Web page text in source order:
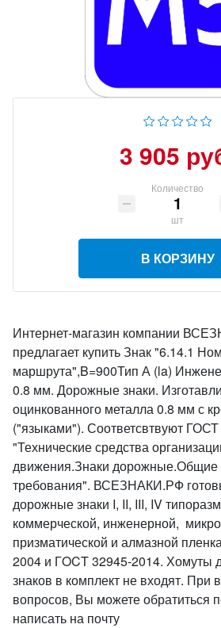
3 905
Количество
шт
В КОРЗИНУ
Интернет-магазин компании
предлагает купить Знак "6.14.1
маршрута",B=900Тип А (la)
0.8 мм. Дорожные знаки.
оцинкованного металла 0.8 мм с
("языками"). Соответсвтвуют
"Технические средства
движения.Знаки дорожные.Общие
требования". ВСЕЗНАКИ.РФ
дорожные знаки I, II, III, IV
коммерческой, инженерной,
призматической и алмазной
2004 и ГOCT 32945-2014. Хомуты
знаков в комплект не входят. При
вопросов, Вы можете обратиться
написать на почту